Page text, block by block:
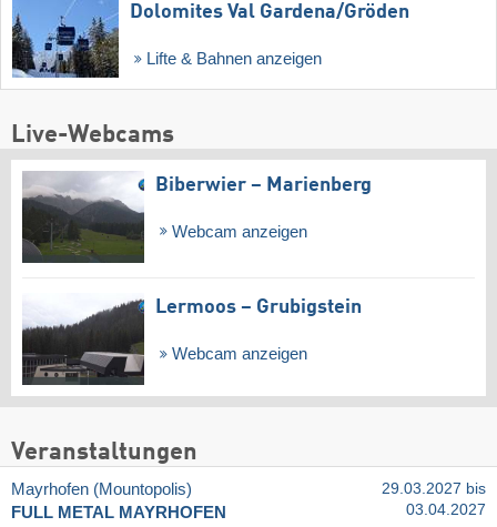
Dolomites Val Gardena/​Gröden
Lifte & Bahnen anzeigen
Live-Webcams
Biberwier – Marienberg
Webcam anzeigen
Lermoos – Grubigstein
Webcam anzeigen
Veranstaltungen
Mayrhofen (Mountopolis)
FULL METAL MAYRHOFEN
29.03.2027 bis
03.04.2027